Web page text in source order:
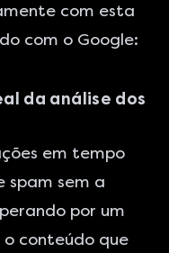
com esta
com o Google:
da análise dos
em tempo
spam sem a
por um
conteúdo que